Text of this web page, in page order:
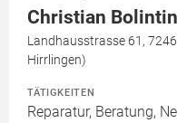
Christian
Landhausstrasse 61,
Hirrlingen)
TÄTIGKEITEN
Reparatur, Beratung,